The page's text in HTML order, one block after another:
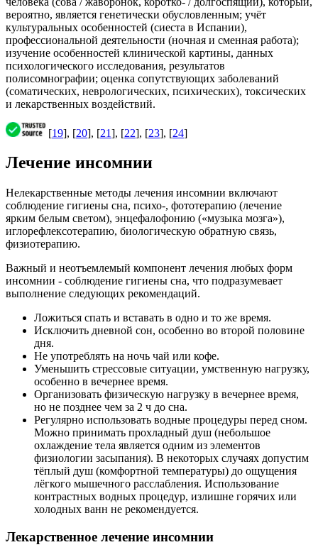
вероятно, является генетически обусловленным; учёт
культуральных особенностей (сиеста в Испании),
профессиональной деятельности (ночная и сменная работа);
изучение особенностей клинической картины, данных
психологического исследования, результатов
полисомнографии; оценка сопутствующих заболеваний
(соматических, неврологических, психических), токсических
и лекарственных воздействий.
[19], [20], [21], [22], [23], [24]
Лечение инсомнии
Нелекарственные методы лечения инсомнии включают
соблюдение гигиены сна, психо-, фототерапию (лечение
ярким белым светом), энцефалофонию («музыка мозга»),
иглорефлексотерапию, биологическую обратную связь,
физиотерапию.
Важный и неотъемлемый компонент лечения любых форм
инсомнии - соблюдение гигиены сна, что подразумевает
выполнение следующих рекомендаций.
Ложиться спать и вставать в одно и то же время.
Исключить дневной сон, особенно во второй половине
дня.
Не употреблять на ночь чай или кофе.
Уменьшить стрессовые ситуации, умственную нагрузку,
особенно в вечернее время.
Организовать физическую нагрузку в вечернее время,
но не позднее чем за 2 ч до сна.
Регулярно использовать водные процедуры перед сном.
Можно принимать прохладный душ (небольшое
охлаждение тела является одним из элементов
физиологии засыпания). В некоторых случаях допустим
тёплый душ (комфортной температуры) до ощущения
лёгкого мышечного расслабления. Использование
контрастных водных процедур, излишне горячих или
холодных ванн не рекомендуется.
Лекарственное лечение инсомнии